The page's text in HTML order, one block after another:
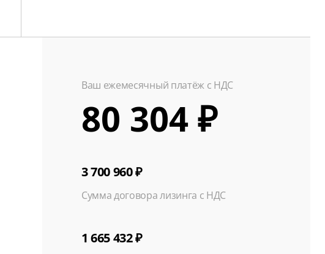
Ваш ежемесячный платёж с НДС
80 304 ₽
3 700 960 ₽
Сумма договора лизинга с НДС
1 665 432 ₽